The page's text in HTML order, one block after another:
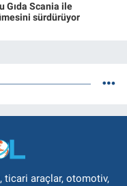
Gıda Scania ile
sürdürüyor
ticari araçlar, otomotiv,